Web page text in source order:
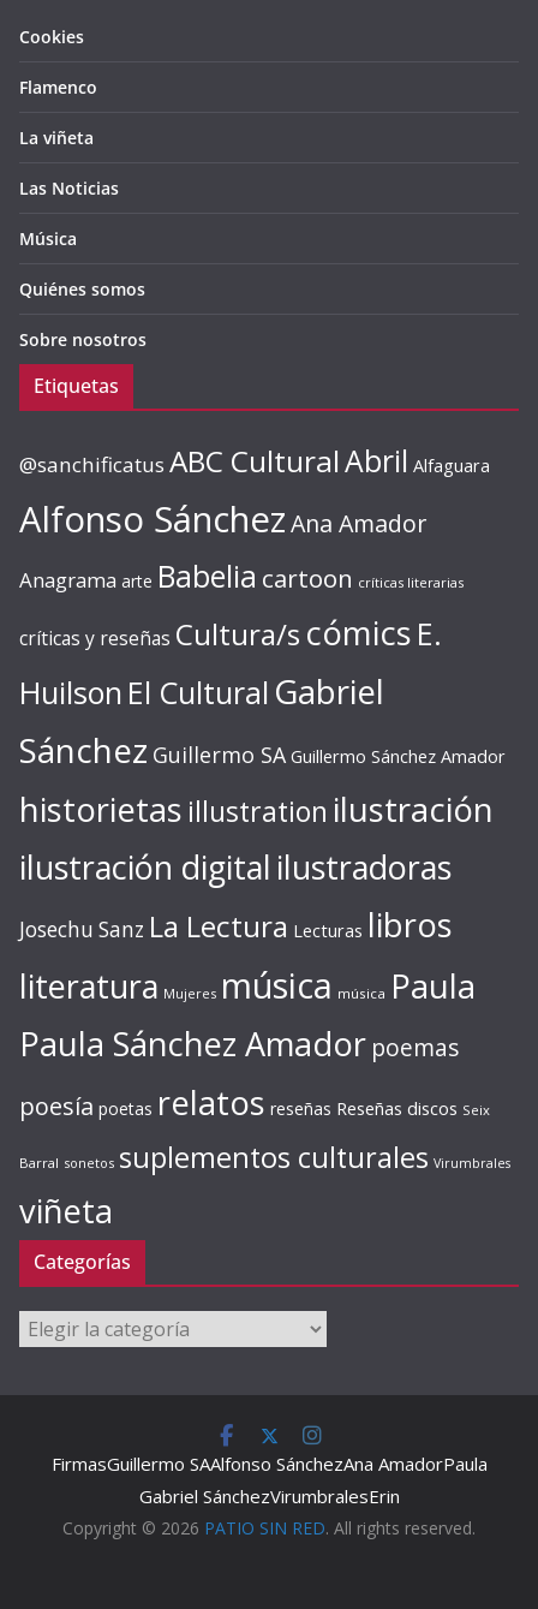
Cookies
Flamenco
La viñeta
Las Noticias
Música
Quiénes somos
Sobre nosotros
Etiquetas
@sanchificatus ABC CulturalAbril Alfaguara
Alfonso SánchezAna Amador
Anagrama arte Babelia cartoon críticas literarias
críticas y reseñas Cultura/s cómics E.
Huilson El Cultural Gabriel
Sánchez Guillermo SA Guillermo Sánchez Amador
historietas illustration ilustración
ilustración digital ilustradoras
Josechu Sanz La Lectura Lecturas libros
literatura Mujeres música música Paula
Paula Sánchez Amador poemas
poesía poetas relatos reseñas Reseñas discos Seix
Barral sonetos suplementos culturales Virumbrales
viñeta
Categorías
Categorías
FirmasGuillermo SAAlfonso SánchezAna AmadorPaula
Gabriel SánchezVirumbralesErin
Copyright © 2026 PATIO SIN RED. All rights reserved.